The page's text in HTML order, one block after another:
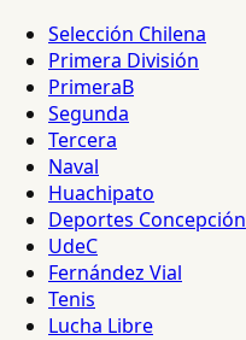
Selección Chilena
Primera División
PrimeraB
Segunda
Tercera
Naval
Huachipato
Deportes Concepción
UdeC
Fernández Vial
Tenis
Lucha Libre